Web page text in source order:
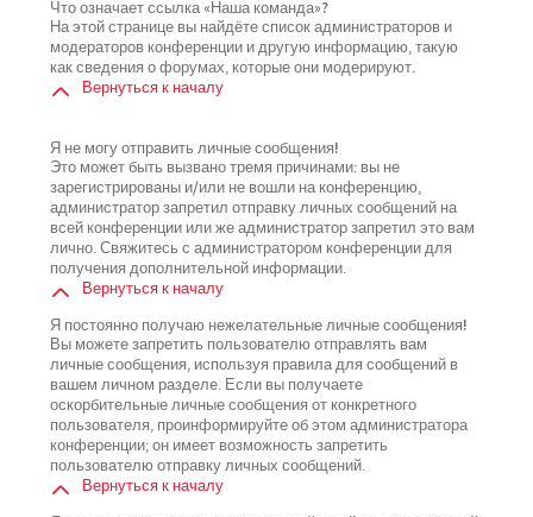
Что означает ссылка «Наша команда»?
На этой странице вы найдёте список администраторов и
модераторов конференции и другую информацию, такую
как сведения о форумах, которые они модерируют.
Вернуться к началу
Я не могу отправить личные сообщения!
Это может быть вызвано тремя причинами: вы не
зарегистрированы и/или не вошли на конференцию,
администратор запретил отправку личных сообщений на
всей конференции или же администратор запретил это вам
лично. Свяжитесь с администратором конференции для
получения дополнительной информации.
Вернуться к началу
Я постоянно получаю нежелательные личные сообщения!
Вы можете запретить пользователю отправлять вам
личные сообщения, используя правила для сообщений в
вашем личном разделе. Если вы получаете
оскорбительные личные сообщения от конкретного
пользователя, проинформируйте об этом администратора
конференции; он имеет возможность запретить
пользователю отправку личных сообщений.
Вернуться к началу